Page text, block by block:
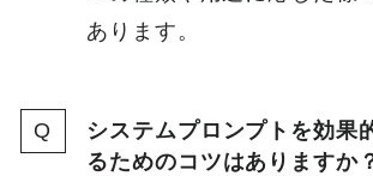
あります。
システムプロンプトを効果
るためのコツはありますか